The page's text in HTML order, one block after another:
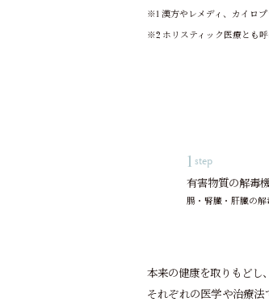
※1 漢方やレメディ、カイロ
※2 ホリスティック医療とも呼
1 step
有害物質の解毒
腸・腎臓・肝臓の
本来の健康を取りもどし
それぞれの医学や治療